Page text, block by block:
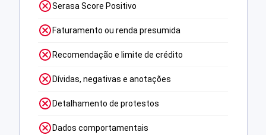
Serasa Score Positivo
Faturamento ou renda presumida
Recomendação e limite de crédito
Dívidas, negativas e anotações
Detalhamento de protestos
Dados comportamentais